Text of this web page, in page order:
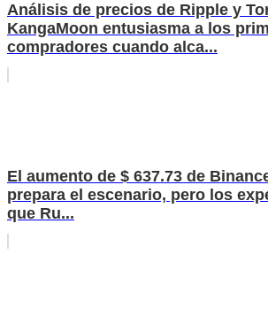
Análisis de precios de Ripple y
KangaMoon entusiasma a los
compradores cuando alca...
El aumento de $ 637.73 de
prepara el escenario, pero los
que Ru...